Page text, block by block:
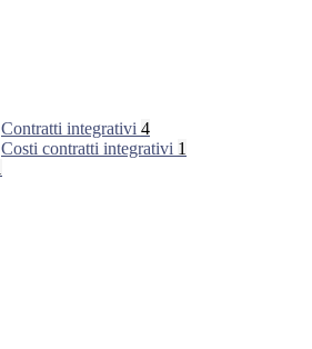
Contratti integrativi 4
Costi contratti integrativi 1